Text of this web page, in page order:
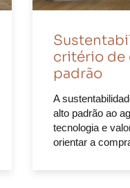
critério de
padrão
A
alto padrão ao
tecnologia e
orientar a